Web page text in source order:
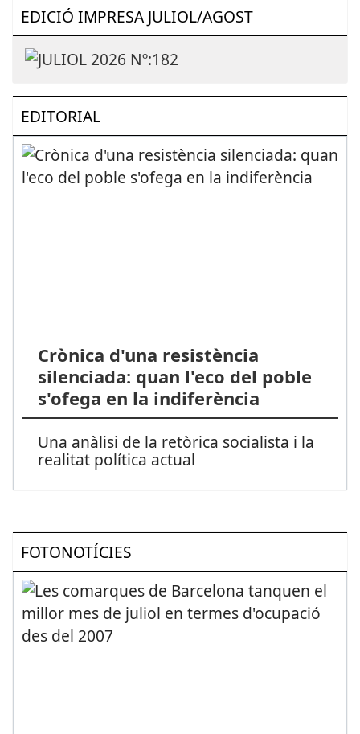
EDICIÓ IMPRESA JULIOL/AGOST
EDITORIAL
Crònica d'una resistència
silenciada: quan l'eco del poble
s'ofega en la indiferència
Una anàlisi de la retòrica socialista i la
realitat política actual
FOTONOTÍCIES